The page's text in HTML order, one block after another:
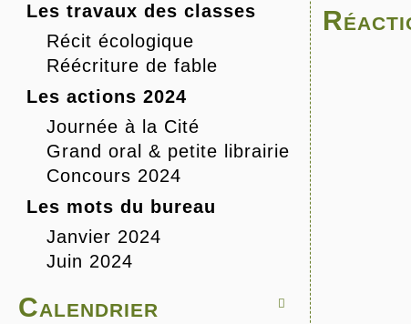
Les travaux des classes
Récit écologique
Réécriture de fable
Les actions 2024
Journée à la Cité
Grand oral & petite librairie
Concours 2024
Les mots du bureau
Janvier 2024
Juin 2024

Calendrier